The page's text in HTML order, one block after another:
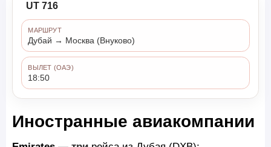
UT 716
МАРШРУТ
Дубай → Москва (Внуково)
ВЫЛЕТ (ОАЭ)
18:50
Иностранные авиакомпании